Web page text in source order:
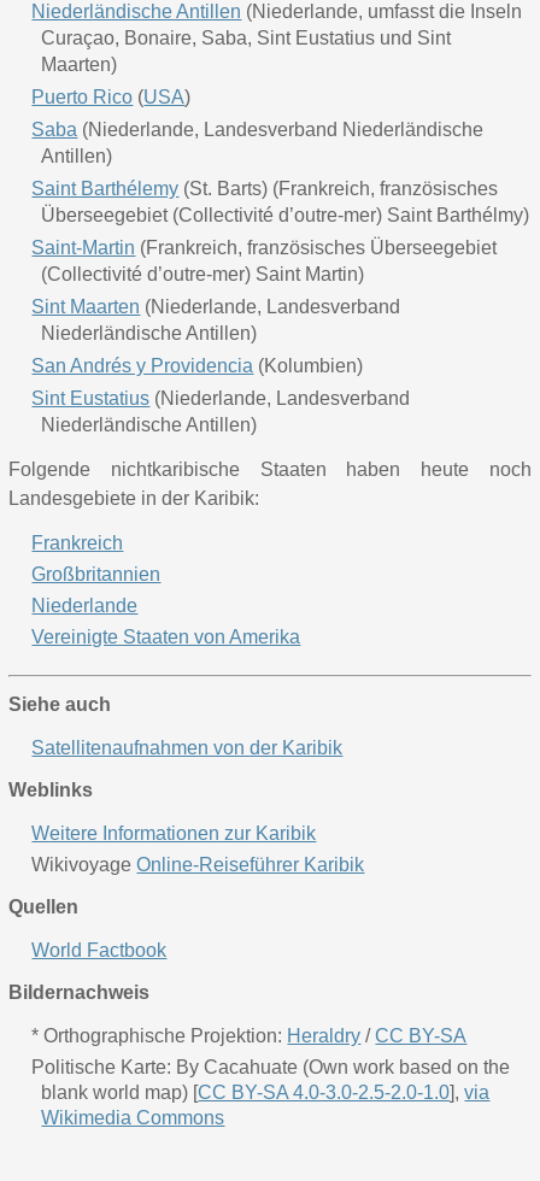
Niederländische Antillen (Niederlande, umfasst die Inseln
Curaçao, Bonaire, Saba, Sint Eustatius und Sint
Maarten)
Puerto Rico (USA)
Saba (Niederlande, Landesverband Niederländische
Antillen)
Saint Barthélemy (St. Barts) (Frankreich, französisches
Überseegebiet (Collectivité d’outre-mer) Saint Barthélmy)
Saint-Martin (Frankreich, französisches Überseegebiet
(Collectivité d’outre-mer) Saint Martin)
Sint Maarten (Niederlande, Landesverband
Niederländische Antillen)
San Andrés y Providencia (Kolumbien)
Sint Eustatius (Niederlande, Landesverband
Niederländische Antillen)
Folgende nichtkaribische Staaten haben heute noch
Landesgebiete in der Karibik:
Frankreich
Großbritannien
Niederlande
Vereinigte Staaten von Amerika
Siehe auch
Satellitenaufnahmen von der Karibik
Weblinks
Weitere Informationen zur Karibik
WikivoyageOnline-Reiseführer Karibik
Quellen
World Factbook
Bildernachweis
* Orthographische Projektion: Heraldry /CC BY-SA
Politische Karte: By Cacahuate (Own work based on the
blank world map) [CC BY-SA 4.0-3.0-2.5-2.0-1.0],via
Wikimedia Commons